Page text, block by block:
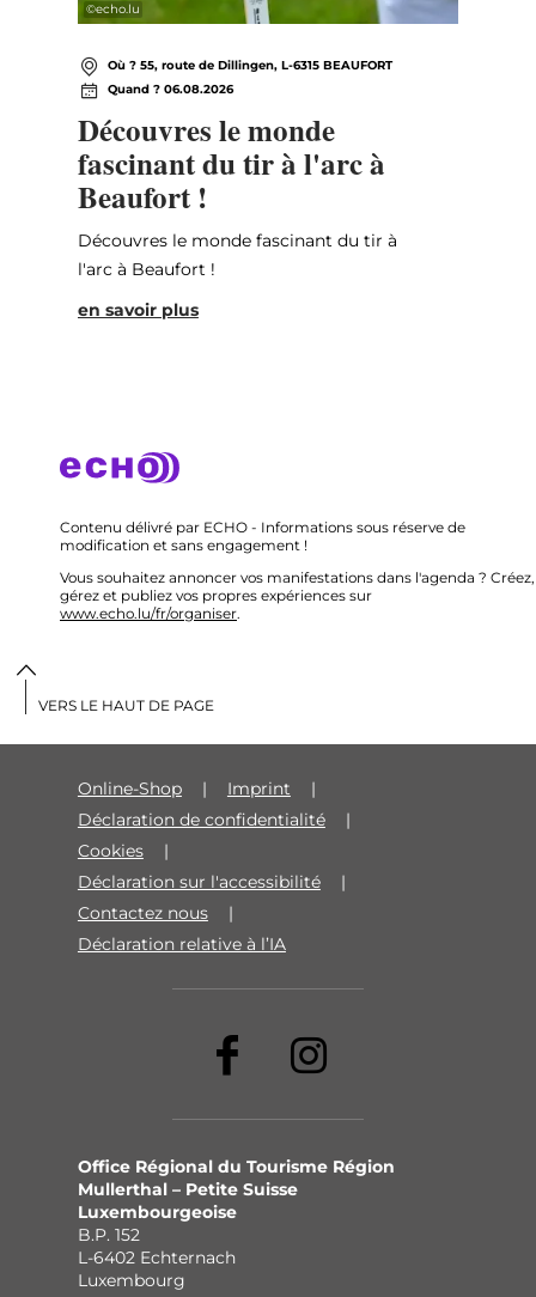
©echo.lu
Où ? 55, route de Dillingen, L-6315 BEAUFORT
Quand ? 06.08.2026
Découvres le monde
fascinant du tir à l'arc à
Beaufort !
Découvres le monde fascinant du tir à
l'arc à Beaufort !
en savoir plus
Contenu délivré par ECHO - Informations sous réserve de
modification et sans engagement !
Vous souhaitez annoncer vos manifestations dans l'agenda ? Créez,
gérez et publiez vos propres expériences sur
www.echo.lu/fr/organiser.
Online-Shop
Imprint
Déclaration de confidentialité
Cookies
Déclaration sur l'accessibilité
Contactez nous
Déclaration relative à l’IA
Office Régional du Tourisme Région
Mullerthal – Petite Suisse
Luxembourgeoise
B.P. 152
L-6402 Echternach
Luxembourg
VERS LE HAUT DE PAGE